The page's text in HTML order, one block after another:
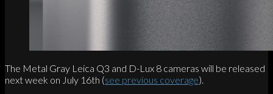
The Metal Gray Leica Q3 and D-Lux 8 cameras will be released
next week on July 16th (see previous coverage).